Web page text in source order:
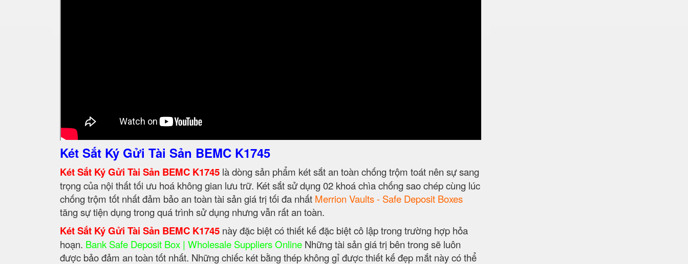
Két Sắt Ký Gửi Tài Sản BEMC K1745
Két Sắt Ký Gửi Tài Sản BEMC K1745 là dòng sản phẩm két sắt an toàn chống trộm toát nên sự sang
trọng của nội thất tối ưu hoá không gian lưu trữ. Két sắt sử dụng 02 khoá chìa chống sao chép cùng lúc
chống trộm tốt nhất đảm bảo an toàn tài sản giá trị tối đa nhất Merrion Vaults - Safe Deposit Boxes
tăng sự tiện dụng trong quá trình sử dụng nhưng vẫn rất an toàn.
Két Sắt Ký Gửi Tài Sản BEMC K1745 này đặc biệt có thiết kế đặc biệt cô lập trong trường hợp hỏa
hoạn. Bank Safe Deposit Box | Wholesale Suppliers Online Những tài sản giá trị bên trong sẽ luôn
được bảo đảm an toàn tốt nhất. Những chiếc két bằng thép không gỉ được thiết kế đẹp mắt này có thể